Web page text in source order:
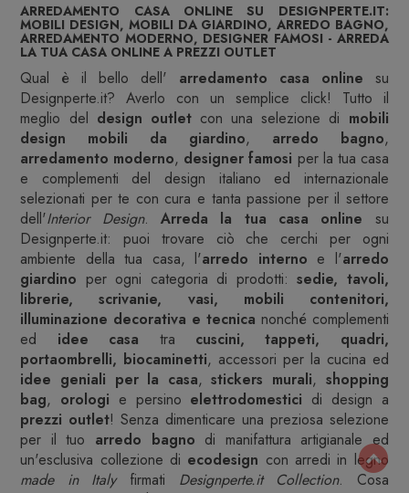
ARREDAMENTO CASA ONLINE SU DESIGNPERTE.IT:
MOBILI DESIGN, MOBILI DA GIARDINO, ARREDO BAGNO,
ARREDAMENTO MODERNO, DESIGNER FAMOSI - ARREDA
LA TUA CASA ONLINE A PREZZI OUTLET
Qual è il bello dell' arredamento casa online su
Designperte.it? Averlo con un semplice click! Tutto il
meglio del design outletcon una selezione di mobili
design
mobili da giardino, arredo bagno,
arredamento moderno, designer famosi per la tua casa
e complementi del design italiano ed internazionale
selezionati per te con cura e tanta passione per il settore
dell'Interior Design.Arreda la tua casa online su
Designperte.it: puoi trovare ciò che cerchi per ogni
ambiente della tua casa, l'arredo interno e l'arredo
giardino per ogni categoria di prodotti:sedie, tavoli,
librerie, scrivanie, vasi, mobili contenitori,
illuminazione decorativa e tecnica nonché complementi
ed idee casa tra cuscini, tappeti, quadri,
portaombrelli, biocaminetti, accessori per la cucina ed
idee geniali per la casa,stickers murali, shopping
bag, orologi e persino elettrodomestici di design a
prezzi outlet! Senza dimenticare una preziosa selezione
per il tuo arredo bagno di manifattura artigianale ed
un'esclusiva collezione di ecodesign con arredi in legno
made in Italyfirmati Designperte.it Collection. Cosa